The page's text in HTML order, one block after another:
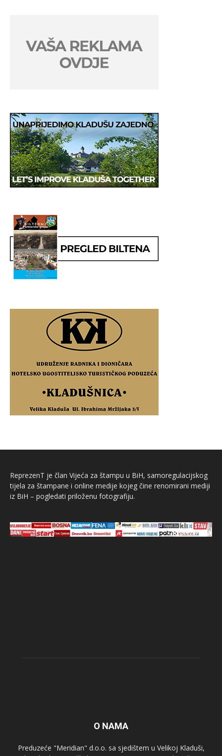
ReprezenT je član Vijeća za štampu u BiH, samoregulacijskog
tijela za štampane i online medije kojeg čine renomirani mediji
iz BiH – pogledati priloženu fotografiju.
O NAMA
Preduzeće "Meridian" d.o.o. sa sjedištem u Velikoj Kladuši,